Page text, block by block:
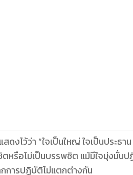
ไว้ว่า “ใจเป็นใหญ่ ใจเป็นประธา
หรือไม่เป็นบรรพชิต แม้มีใจมุ่งมั่น
การปฏิบัติไม่แตกต่างกัน